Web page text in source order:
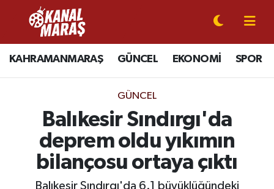
KAHRAMANMARAŞ GÜNCEL EKONOMİ SPOR
GÜNCEL
Balıkesir Sındırgı'da
deprem oldu yıkımın
bilançosu ortaya çıktı
Balıkesir Sındırgı'da 6.1 büyüklüğündeki
CANLI YAYIN
KAHRAMANMARAŞ
SPOR
SİYASET
Kahramanmaraş Nöbetçi Eczaneler
Kahramanmaraş Hava Durumu
Kahramanmaraş Namaz Vakitleri
Kahramanmaraş Trafik Yoğunluk Haritası
Süper Lig Puan Durumu ve Fikstür